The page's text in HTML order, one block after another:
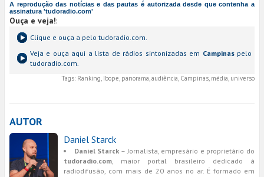
A reprodução das notícias e das pautas é autorizada desde que contenha a
assinatura 'tudoradio.com'
Ouça e veja!:
Clique e ouça a pelo tudoradio.com.
Veja e ouça aqui a lista de rádios sintonizadas em Campinaspelo
tudoradio.com.
Tags: Ranking, Ibope, panorama, audiência, Campinas, média, universo
AUTOR
Daniel Starck
Daniel Starck – Jornalista, empresário e proprietário do
tudoradio.com, maior portal brasileiro dedicado à
radiodifusão, com mais de 20 anos no ar. É formado em